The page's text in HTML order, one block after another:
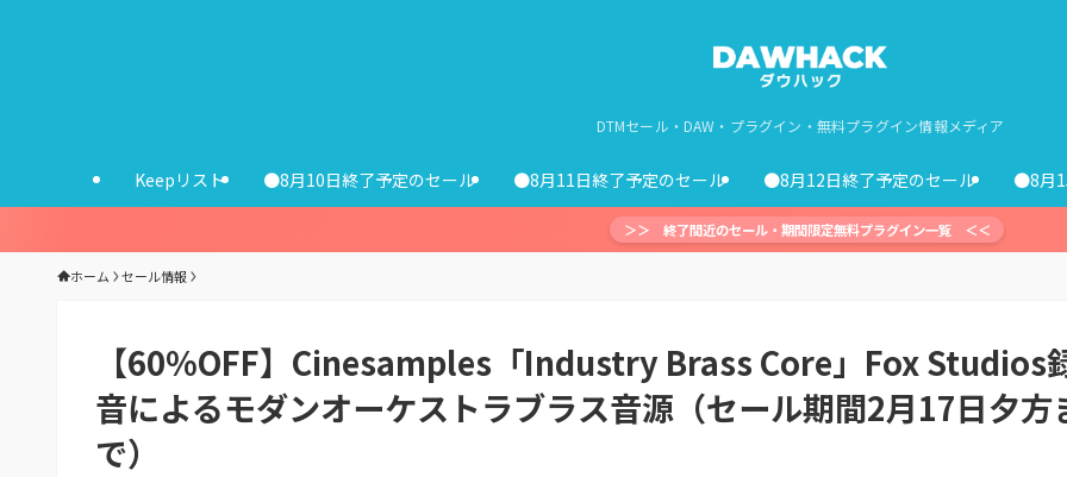
DTMセール・DAW・プラグイン・無料プラグイン情報メディア
Keepリスト ●8月10日終了予定のセール ●8月11日終了予定のセール ●8月12日終了予定のセール ●8月
＞＞ 終了間近のセール・期間限定無料プラグイン一覧 ＜＜
ホーム セール情報
【60%OFF】Cinesamples「Industry Brass Core」Fox Studios
音によるモダンオーケストラブラス音源（セール期間2月17日夕方
で）